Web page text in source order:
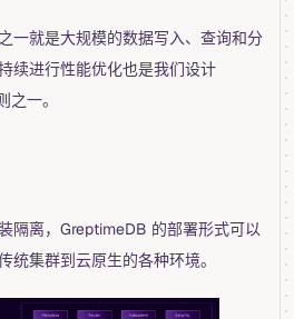
一就是大规模的数据写入、查询和分
续进行性能优化也是我们设计
一。
隔离，GreptimeDB 的部署形式可以
统集群到云原生的各种环境。